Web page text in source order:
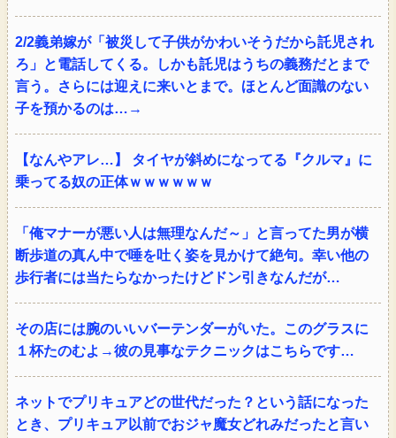
2/2義弟嫁が「被災して子供がかわいそうだから託児され
ろ」と電話してくる。しかも託児はうちの義務だとまで
言う。さらには迎えに来いとまで。ほとんど面識のない
子を預かるのは…→
【なんやアレ…】 タイヤが斜めになってる『クルマ』に
乗ってる奴の正体ｗｗｗｗｗｗ
「俺マナーが悪い人は無理なんだ～」と言ってた男が横
断歩道の真ん中で唾を吐く姿を見かけて絶句。幸い他の
歩行者には当たらなかったけどドン引きなんだが…
その店には腕のいいバーテンダーがいた。このグラスに
１杯たのむよ→彼の見事なテクニックはこちらです…
ネットでプリキュアどの世代だった？という話になった
とき、プリキュア以前でおジャ魔女どれみだったと言い